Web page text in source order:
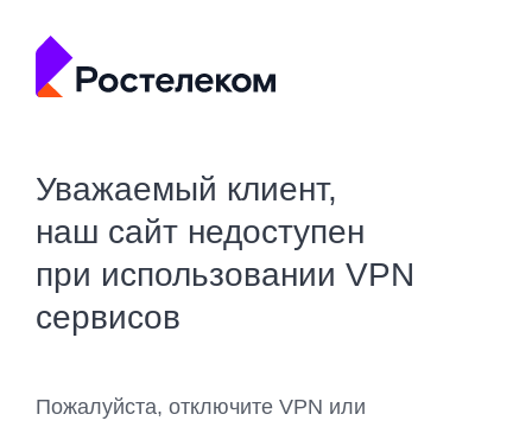
Уважаемый клиент,
наш сайт недоступен
при использовании VPN
сервисов
Пожалуйста, отключите VPN или